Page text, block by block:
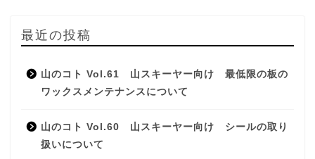
最近の投稿
山のコト Vol.61 山スキーヤー向け 最低限の板の
ワックスメンテナンスについて
山のコト Vol.60 山スキーヤー向け シールの取り
扱いについて